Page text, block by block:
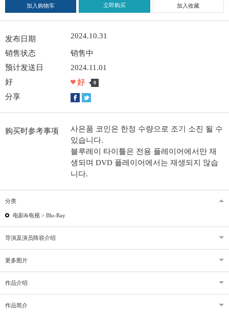
加入购物车 立即购买 加入收藏
发布日期 2024.10.31
销售状态
销售中
预计发送日
2024.11.01
好
好 0
分享
购买时参考事项
사은품 코인은 한정 수량으로 조기 소진 될 수
있습니다.
블루레이 타이틀은 전용 플레이어에서만 재
생되며 DVD 플레이어에서는 재생되지 않습
니다.
分类
电影&电视 > Blu-Ray
导演及演员阵容介绍
更多图片
作品介绍
作品简介